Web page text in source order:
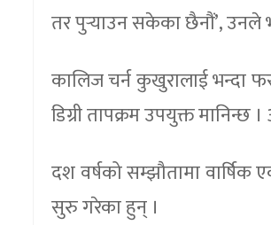
तर पुर्‍याउन सकेका छैनौं’, उनले
कालिज चर्न कुखुरालाई भन्दा
डिग्री तापक्रम उपयुक्त मानिन्छ
दश वर्षको सम्झौतामा वार्षिक
सुरु गरेका हुन् ।